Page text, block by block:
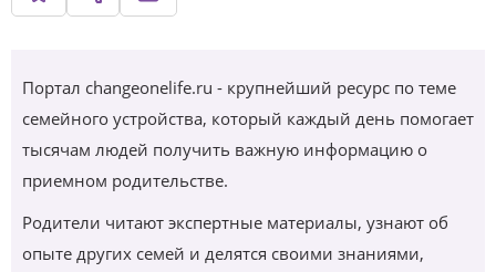
Портал changeonelife.ru - крупнейший ресурс по теме
семейного устройства, который каждый день помогает
тысячам людей получить важную информацию о
приемном родительстве.
Родители читают экспертные материалы, узнают об
опыте других семей и делятся своими знаниями,